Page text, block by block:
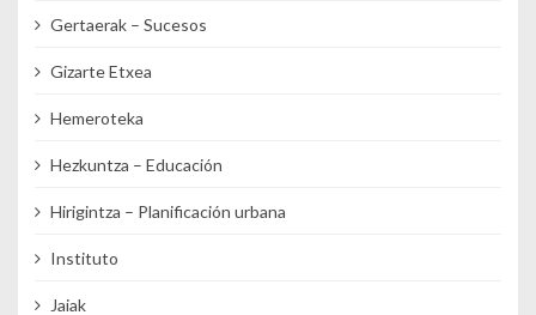
Gertaerak – Sucesos
Gizarte Etxea
Hemeroteka
Hezkuntza – Educación
Hirigintza – Planificación urbana
Instituto
Jaiak